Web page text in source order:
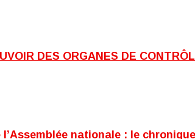
DES ORGANES DE
nationale : le